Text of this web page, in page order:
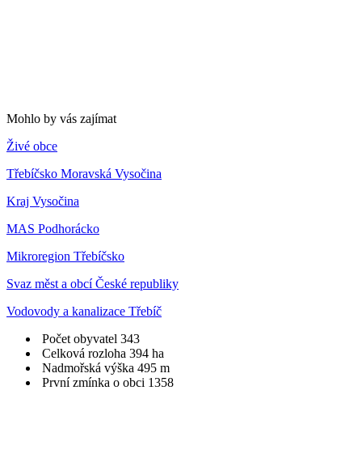
Mohlo by vás zajímat
Živé obce
Třebíčsko Moravská Vysočina
Kraj Vysočina
MAS Podhorácko
Mikroregion Třebíčsko
Svaz měst a obcí České republiky
Vodovody a kanalizace Třebíč
Počet obyvatel 343
Celková rozloha 394 ha
Nadmořská výška 495 m
První zmínka o obci 1358